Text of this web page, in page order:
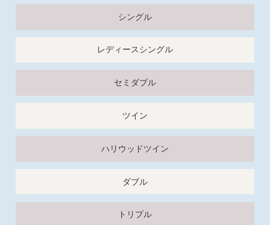
シングル
レディースシングル
セミダブル
ツイン
ハリウッドツイン
ダブル
トリプル